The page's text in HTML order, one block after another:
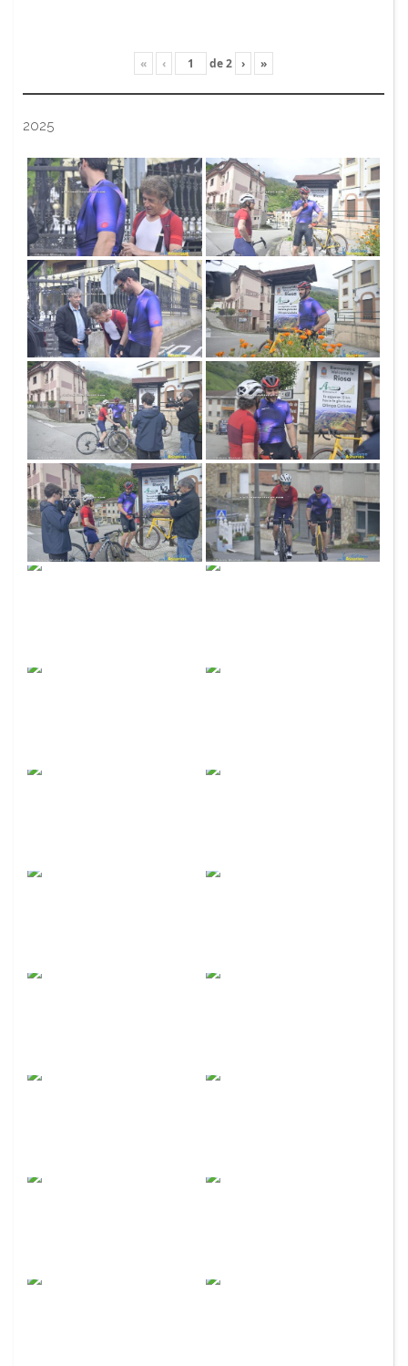
« ‹ de2 › »
2025